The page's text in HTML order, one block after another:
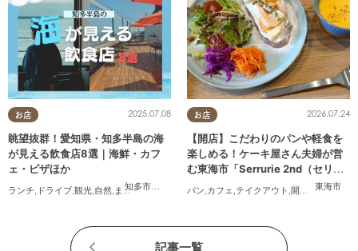
お店
知多市
,常滑市 美浜町,南知多町
2025.07.08
眺望抜群！愛知県・知多半島の海
が見える飲食店8選｜海鮮・カフ
ェ・ピザほか
ランチ, ドライブ,観光,自然, まちネタ 季節ネタ ,まとめ記事
お店
東海市
2026.07.24
【開店】こだわりのパンや軽食を
楽しめる！ケーキ屋さん夫婦が営
む東海市「Serrurie 2nd（セリュ
リエ セカンド）」6/29(月)テスト
オープン
パン,カフェ,テイクアウト ,開店 専門店,
記事一覧